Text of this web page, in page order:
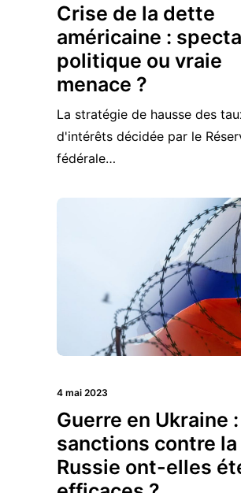
Crise de la dette
américaine :
politique ou vraie
menace ?
La stratégie de hausse des
d'intérêts décidée par le
fédérale…
4 mai 2023
Guerre en Ukraine
sanctions contre la
Russie ont-elles